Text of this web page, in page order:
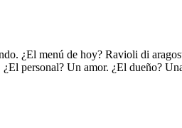
¿El menú de hoy? Ravioli di
personal? Un amor. ¿El dueño?